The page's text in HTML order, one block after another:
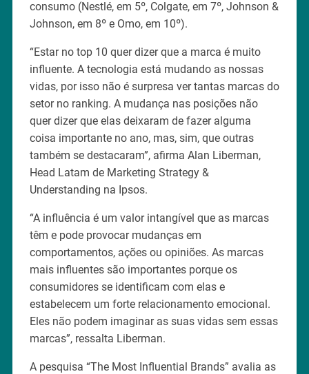
consumo (Nestlé, em 5º, Colgate, em 7º, Johnson &
Johnson, em 8º e Omo, em 10º).
“Estar no top 10 quer dizer que a marca é muito
influente. A tecnologia está mudando as nossas
vidas, por isso não é surpresa ver tantas marcas do
setor no ranking. A mudança nas posições não
quer dizer que elas deixaram de fazer alguma
coisa importante no ano, mas, sim, que outras
também se destacaram”, afirma Alan Liberman,
Head Latam de Marketing Strategy &
Understanding na Ipsos.
“A influência é um valor intangível que as marcas
têm e pode provocar mudanças em
comportamentos, ações ou opiniões. As marcas
mais influentes são importantes porque os
consumidores se identificam com elas e
estabelecem um forte relacionamento emocional.
Eles não podem imaginar as suas vidas sem essas
marcas”, ressalta Liberman.
A pesquisa “The Most Influential Brands” avalia as